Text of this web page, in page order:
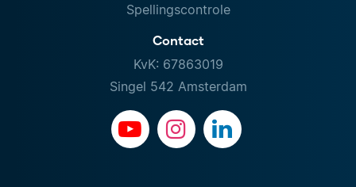
Spellingscontrole
Contact
KvK: 67863019
Singel 542 Amsterdam